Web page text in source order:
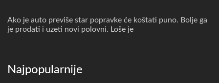
Ako je auto previše star popravke će koštati puno. Bolje ga
je prodati i uzeti novi polovni. Loše je
Najpopularnije